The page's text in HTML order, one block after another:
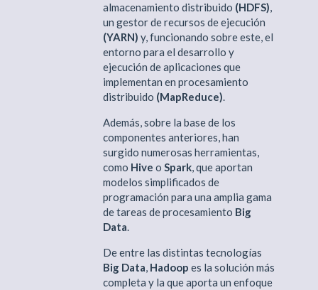
almacenamiento distribuido (HDFS),
un gestor de recursos de ejecución
(YARN) y, funcionando sobre este, el
entorno para el desarrollo y
ejecución de aplicaciones que
implementan en procesamiento
distribuido (MapReduce).
Además, sobre la base de los
componentes anteriores, han
surgido numerosas herramientas,
como Hive o Spark, que aportan
modelos simplificados de
programación para una amplia gama
de tareas de procesamiento Big
Data.
De entre las distintas tecnologías
Big Data, Hadoop es la solución más
completa y la que aporta un enfoque